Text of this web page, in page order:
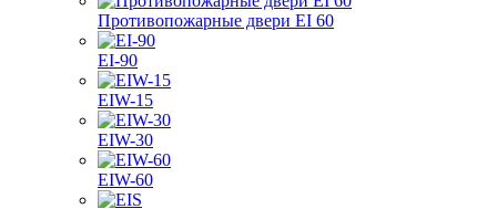
Противопожарные двери EI 60
EI-90
EIW-15
EIW-30
EIW-60